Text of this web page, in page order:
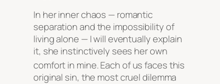
In her inner chaos — romantic
separation and the impossibility of
living alone — I will eventually explain
it, she instinctively sees her own
comfort in mine. Each of us faces this
original sin, the most cruel dilemma